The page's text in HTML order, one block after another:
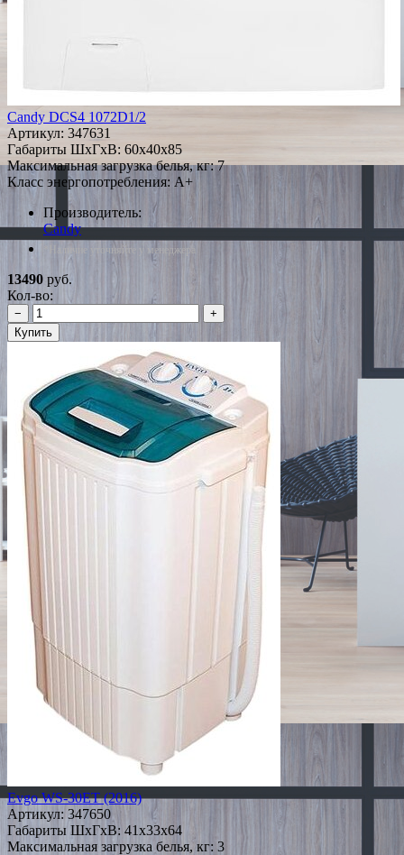
Candy DCS4 1072D1/2
Артикул: 347631
Габариты ШxГxВ: 60x40x85
Максимальная загрузка белья, кг: 7
Класс энергопотребления: A+
Производитель:
Candy
*Наличие уточняйте у менеджера
13490 руб.
Кол-во:
−
+
Купить
Evgo WS-30ET (2016)
Артикул: 347650
Габариты ШxГxВ: 41x33x64
Максимальная загрузка белья, кг: 3